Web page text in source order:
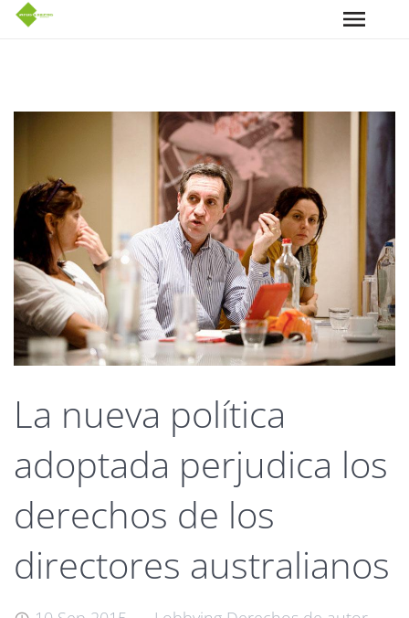
Pasar al contenido principal
La nueva política
adoptada perjudica los
derechos de los
directores australianos